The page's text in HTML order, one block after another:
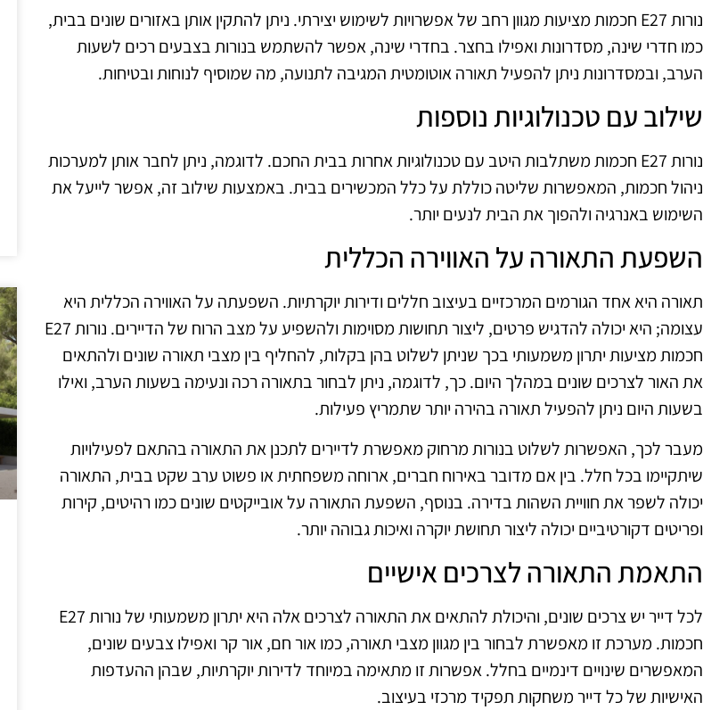
נורות E27 חכמות מציעות מגוון רחב של אפשרויות לשימוש יצירתי. ניתן להתקין אותן באזורים שונים בבית,
כמו חדרי שינה, מסדרונות ואפילו בחצר. בחדרי שינה, אפשר להשתמש בנורות בצבעים רכים לשעות
הערב, ובמסדרונות ניתן להפעיל תאורה אוטומטית המגיבה לתנועה, מה שמוסיף לנוחות ובטיחות.
שילוב עם טכנולוגיות נוספות
נורות E27 חכמות משתלבות היטב עם טכנולוגיות אחרות בבית החכם. לדוגמה, ניתן לחבר אותן למערכות
ניהול חכמות, המאפשרות שליטה כוללת על כלל המכשירים בבית. באמצעות שילוב זה, אפשר לייעל את
השימוש באנרגיה ולהפוך את הבית לנעים יותר.
השפעת התאורה על האווירה הכללית
תאורה היא אחד הגורמים המרכזיים בעיצוב חללים ודירות יוקרתיות. השפעתה על האווירה הכללית היא
עצומה; היא יכולה להדגיש פרטים, ליצור תחושות מסוימות ולהשפיע על מצב הרוח של הדיירים. נורות E27
חכמות מציעות יתרון משמעותי בכך שניתן לשלוט בהן בקלות, להחליף בין מצבי תאורה שונים ולהתאים
את האור לצרכים שונים במהלך היום. כך, לדוגמה, ניתן לבחור בתאורה רכה ונעימה בשעות הערב, ואילו
בשעות היום ניתן להפעיל תאורה בהירה יותר שתמריץ פעילות.
מעבר לכך, האפשרות לשלוט בנורות מרחוק מאפשרת לדיירים לתכנן את התאורה בהתאם לפעילויות
שיתקיימו בכל חלל. בין אם מדובר באירוח חברים, ארוחה משפחתית או פשוט ערב שקט בבית, התאורה
יכולה לשפר את חוויית השהות בדירה. בנוסף, השפעת התאורה על אובייקטים שונים כמו רהיטים, קירות
ופריטים דקורטיביים יכולה ליצור תחושת יוקרה ואיכות גבוהה יותר.
התאמת התאורה לצרכים אישיים
לכל דייר יש צרכים שונים, והיכולת להתאים את התאורה לצרכים אלה היא יתרון משמעותי של נורות E27
חכמות. מערכת זו מאפשרת לבחור בין מגוון מצבי תאורה, כמו אור חם, אור קר ואפילו צבעים שונים,
המאפשרים שינויים דינמיים בחלל. אפשרות זו מתאימה במיוחד לדירות יוקרתיות, שבהן ההעדפות
האישיות של כל דייר משחקות תפקיד מרכזי בעיצוב.